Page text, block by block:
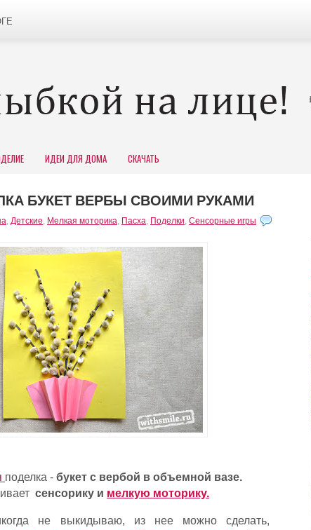
ИДЕИ ДЛЯ ДОМА СКАЧАТЬ
БУКЕТ ВЕРБЫ СВОИМИ РУКАМИ
, Детские, Мелкая моторика, Пасха, Поделки, Сенсорные игры
поделка - букет с вербой в объемной вазе.
сенсорику и мелкую моторику.
не выкидываю, из нее можно сделать,